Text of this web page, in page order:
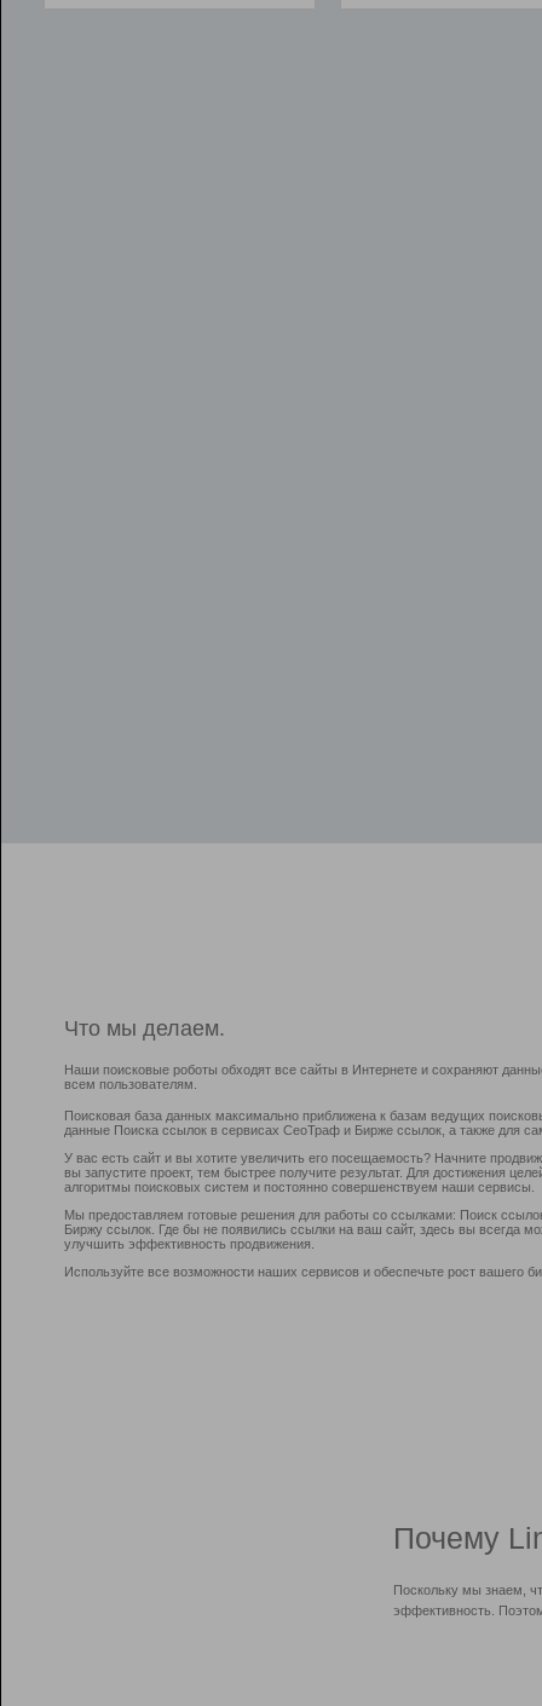
Что мы делаем.
Наши поисковые роботы обходят все сайты в Интернете и сохраняют
всем пользователям.
Поисковая база данных максимально приближена к базам ведущих
данные Поиска ссылок в сервисах СеоТраф и Бирже ссылок, а также для
У вас есть сайт и вы хотите увеличить его посещаемость? Начните
вы запустите проект, тем быстрее получите результат. Для достижения
алгоритмы поисковых систем и постоянно совершенствуем наши сервисы.
Мы предоставляем готовые решения для работы со ссылками: Поиск
Биржу ссылок. Где бы не появились ссылки на ваш сайт, здесь вы всегда
улучшить эффективность продвижения.
Используйте все возможности наших сервисов и обеспечьте рост вашего
Почему
Поскольку мы знаем,
эффективность.